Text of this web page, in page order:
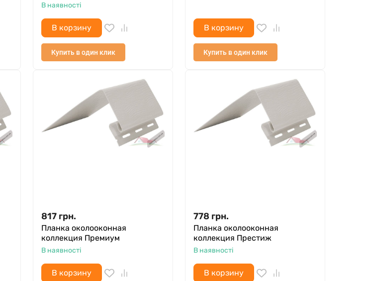
В наявності
В корзину
Купить в один клик
В корзину
Купить в один клик
817 грн.
Планка околооконная
коллекция Премиум
В наявності
В корзину
778 грн.
Планка околооконная
коллекция Престиж
В наявності
В корзину